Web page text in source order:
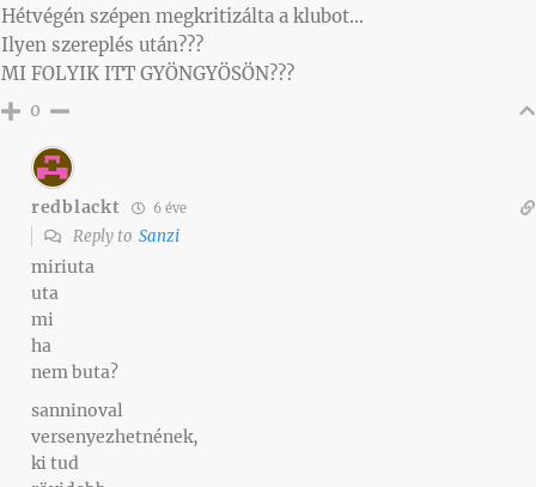
Hétvégén szépen megkritizálta a klubot…
Ilyen szereplés után???
MI FOLYIK ITT GYÖNGYÖSÖN???
0
redblackt 6 éve
Reply to Sanzi
miriuta
uta
mi
ha
nem buta?
sanninoval
versenyezhetnének,
ki tud